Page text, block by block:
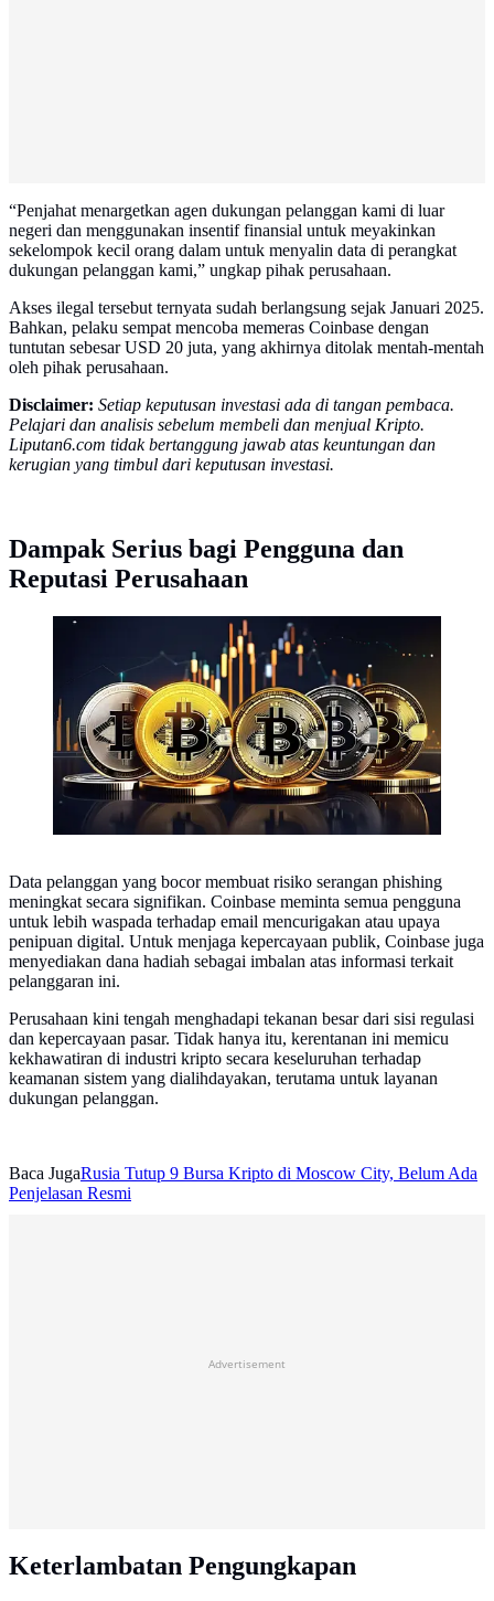
“Penjahat menargetkan agen dukungan pelanggan kami di luar
negeri dan menggunakan insentif finansial untuk meyakinkan
sekelompok kecil orang dalam untuk menyalin data di perangkat
dukungan pelanggan kami,” ungkap pihak perusahaan.
Akses ilegal tersebut ternyata sudah berlangsung sejak Januari 2025.
Bahkan, pelaku sempat mencoba memeras Coinbase dengan
tuntutan sebesar USD 20 juta, yang akhirnya ditolak mentah-mentah
oleh pihak perusahaan.
Disclaimer: Setiap keputusan investasi ada di tangan pembaca.
Pelajari dan analisis sebelum membeli dan menjual Kripto.
Liputan6.com tidak bertanggung jawab atas keuntungan dan
kerugian yang timbul dari keputusan investasi.
Dampak Serius bagi Pengguna dan
Reputasi Perusahaan
Ilustrasi Kripto. (Foto By AI)
Data pelanggan yang bocor membuat risiko serangan phishing
meningkat secara signifikan. Coinbase meminta semua pengguna
untuk lebih waspada terhadap email mencurigakan atau upaya
penipuan digital. Untuk menjaga kepercayaan publik, Coinbase juga
menyediakan dana hadiah sebagai imbalan atas informasi terkait
pelanggaran ini.
Perusahaan kini tengah menghadapi tekanan besar dari sisi regulasi
dan kepercayaan pasar. Tidak hanya itu, kerentanan ini memicu
kekhawatiran di industri kripto secara keseluruhan terhadap
keamanan sistem yang dialihdayakan, terutama untuk layanan
dukungan pelanggan.
Baca JugaRusia Tutup 9 Bursa Kripto di Moscow City, Belum Ada
Penjelasan Resmi
Advertisement
Keterlambatan Pengungkapan